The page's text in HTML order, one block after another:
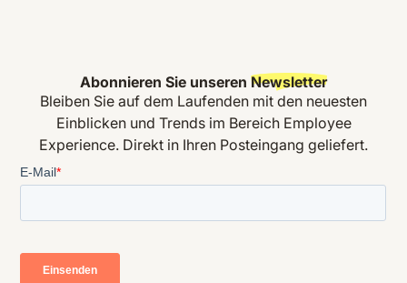
Abonnieren Sie unseren Newsletter
Bleiben Sie auf dem Laufenden mit den neuesten
Einblicken und Trends im Bereich Employee
Experience. Direkt in Ihren Posteingang geliefert.